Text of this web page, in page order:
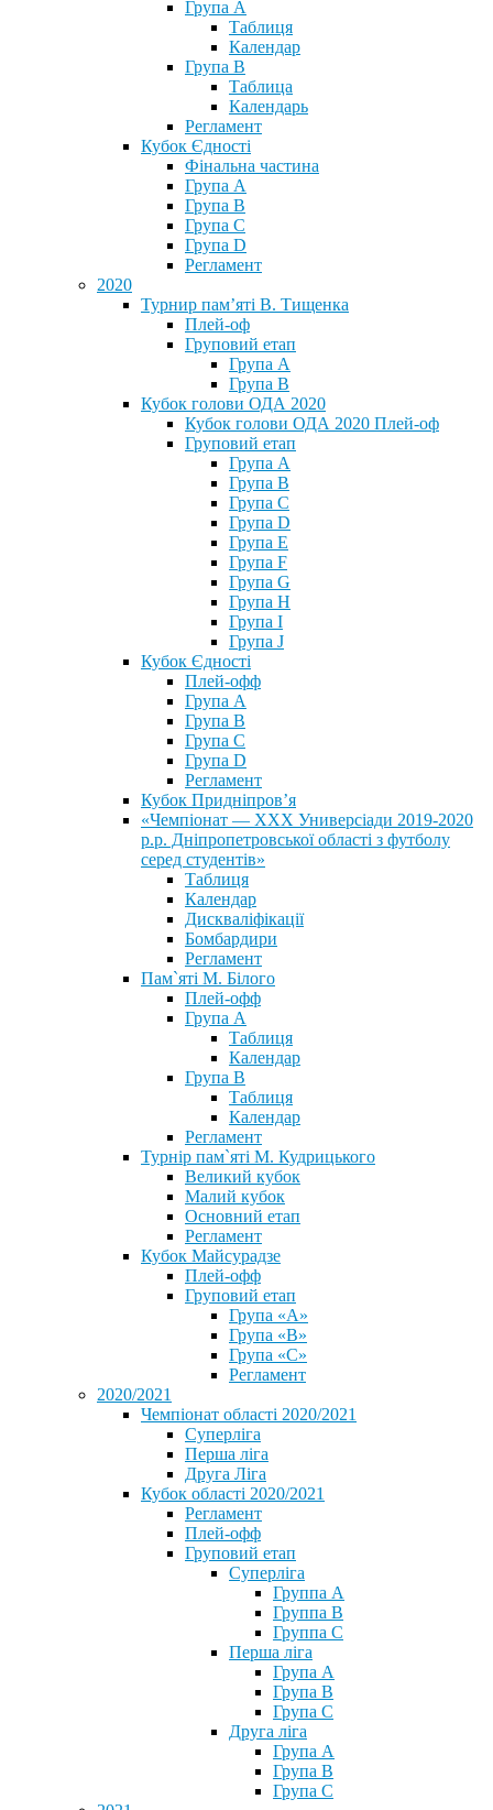
Група А
Таблиця
Календар
Група В
Таблица
Календарь
Регламент
Кубок Єдності
Фінальна частина
Група А
Група В
Група С
Група D
Регламент
2020
Турнир пам’яті В. Тищенка
Плей-оф
Груповий етап
Група А
Група В
Кубок голови ОДА 2020
Кубок голови ОДА 2020 Плей-оф
Груповий етап
Група A
Група B
Група C
Група D
Група E
Група F
Група G
Група H
Група I
Група J
Кубок Єдності
Плей-офф
Група А
Група В
Група С
Група D
Регламент
Кубок Придніпров’я
«Чемпіонат — ХХХ Универсіади 2019-2020
р.р. Дніпропетровської області з футболу
серед студентів»
Таблиця
Календар
Дискваліфікації
Бомбардири
Регламент
Пам`яті М. Білого
Плей-офф
Група А
Таблиця
Календар
Група В
Таблиця
Календар
Регламент
Турнір пам`яті М. Кудрицького
Великий кубок
Малий кубок
Основний етап
Регламент
Кубок Майсурадзе
Плей-офф
Груповий етап
Група «А»
Група «B»
Група «C»
Регламент
2020/2021
Чемпіонат області 2020/2021
Суперліга
Перша ліга
Друга Ліга
Кубок області 2020/2021
Регламент
Плей-офф
Груповий етап
Суперліга
Группа A
Группа B
Группа C
Перша ліга
Група A
Група B
Група C
Друга ліга
Група A
Група B
Група C